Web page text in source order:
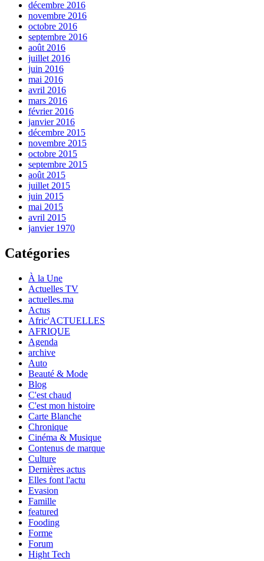
décembre 2016
novembre 2016
octobre 2016
septembre 2016
août 2016
juillet 2016
juin 2016
mai 2016
avril 2016
mars 2016
février 2016
janvier 2016
décembre 2015
novembre 2015
octobre 2015
septembre 2015
août 2015
juillet 2015
juin 2015
mai 2015
avril 2015
janvier 1970
Catégories
À la Une
Actuelles TV
actuelles.ma
Actus
Afric'ACTUELLES
AFRIQUE
Agenda
archive
Auto
Beauté & Mode
Blog
C'est chaud
C'est mon histoire
Carte Blanche
Chronique
Cinéma & Musique
Contenus de marque
Culture
Dernières actus
Elles font l'actu
Evasion
Famille
featured
Fooding
Forme
Forum
Hight Tech